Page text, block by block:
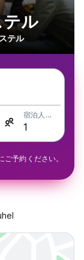
ル
テル
宿泊人数
予約ください。